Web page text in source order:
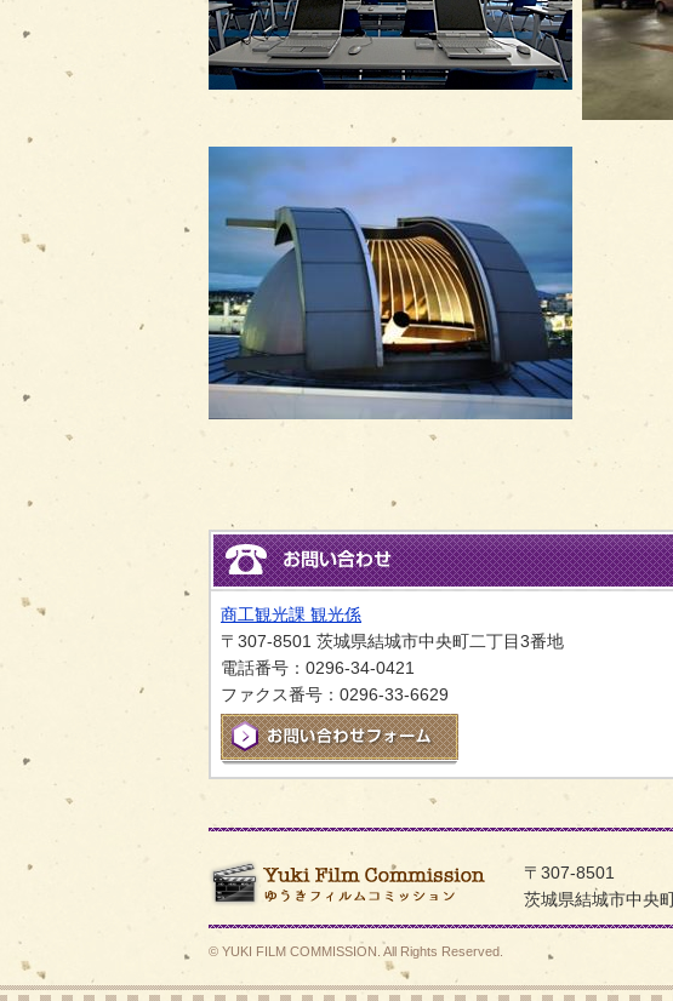
商工観光課 観光係
〒307-8501 茨城県結城市中央町二丁目3番地
電話番号：0296-34-0421
ファクス番号：0296-33-6629
ゆうきフィルムコミッシ
〒307-8501
茨城県結城市中央
© YUKI FILM COMMISSION. All Rights Reserved.